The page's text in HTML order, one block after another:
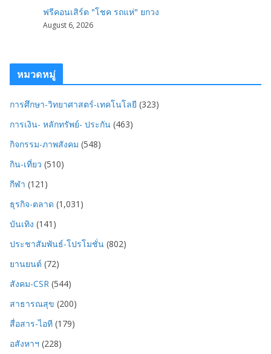
ฟรีคอนเสิร์ต "โชค รถแห่" ยกวง
August 6, 2026
หมวดหมู่
การศึกษา-วิทยาศาสตร์-เทคโนโลยี (323)
การเงิน- หลักทรัพย์- ประกัน (463)
กิจกรรม-ภาพสังคม (548)
กิน-เที่ยว (510)
กีฬา (121)
ธุรกิจ-ตลาด (1,031)
บันเทิง (141)
ประชาสัมพันธ์-โปรโมชั่น (802)
ยานยนต์ (72)
สังคม-CSR (544)
สาธารณสุข (200)
สื่อสาร-ไอที (179)
อสังหาฯ (228)